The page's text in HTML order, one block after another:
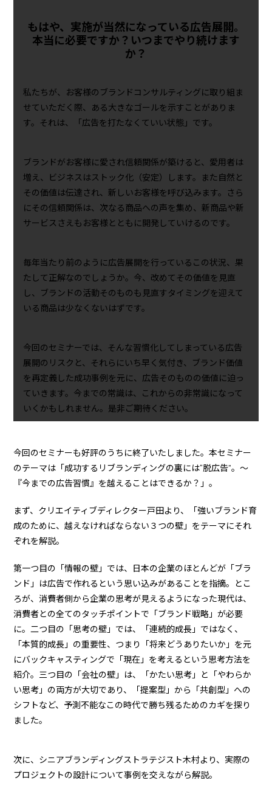
もはや、実施が当然になっている広告展開。
本当に必要ですか？いつまでやり続けます
か？
私たちが、お客様のブランドコンサルティングに取り組ま
せていただく際、ある大きなゴールを示すことがありま
す。それは、「広告を打たなくていい状態」です。
ブランドがお客様に愛され信頼関係が築けると、愛用者は
増え、ビジネスはストック化（安定）します。また自然と
その価値は伝達され、新しいお客様を呼び込みます。さら
にその信頼関係は、次なる商品への声を集め、新商品や新
サービスさえもお客様とともに開発していけるのです。
毎年当たり前のように広告展開を行っているこの状況、果
たして正解なのでしょうか。今、改めてその価値を見直
し、ブランドの活動そのものも見直すタイミングを迎えて
いる商品は少なくないはずです。
今回のセミナーでは、そんな習慣化してしまっている広告
展開のリスクと、それらにいち早く気付き、ブランド価値
を再定義した成功事例を元に、広告そのものの価値に迫っ
ていきます。今までの常識は、これからの非常識になって
いくかもしれません。是非ご期待ください。
今回のセミナーも好評のうちに終了いたしました。本セミナー
のテーマは「成功するリブランディングの裏には“脱広告”。～
『今までの広告習慣』を越えることはできるか？」。
まず、クリエイティブディレクター戸田より、「強いブランド育
成のために、越えなければならない３つの壁」をテーマにそれ
ぞれを解説。
第一つ目の「情報の壁」では、日本の企業のほとんどが「ブラ
ンド」は広告で作れるという思い込みがあることを指摘。とこ
ろが、消費者側から企業の思考が見えるようになった現代は、
消費者との全てのタッチポイントで「ブランド戦略」が必要
に。二つ目の「思考の壁」では、「連続的成長」ではなく、
「本質的成長」の重要性、つまり「将来どうありたいか」を元
にバックキャスティングで「現在」を考えるという思考方法を
紹介。三つ目の「会社の壁」は、「かたい思考」と「やわらか
い思考」の両方が大切であり、「提案型」から「共創型」への
シフトなど、予測不能なこの時代で勝ち残るためのカギを探り
ました。
次に、シニアブランディングストラテジスト木村より、実際の
プロジェクトの設計について事例を交えながら解説。